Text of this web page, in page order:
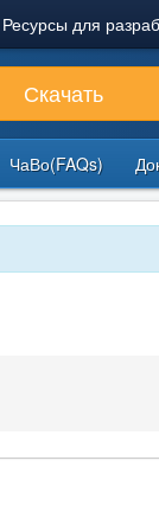
Ресурсы для
Скачать
ЧаВо(FAQs)